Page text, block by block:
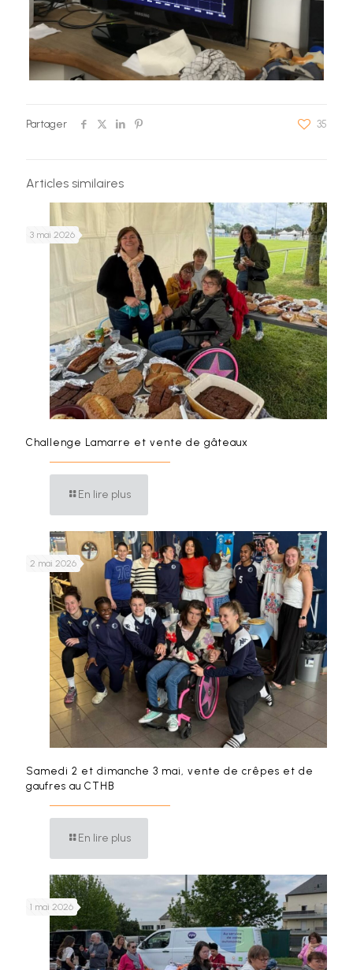
Partager 35
Articles similaires
3 mai 2026
Challenge Lamarre et vente de gâteaux
En lire plus
2 mai 2026
Samedi 2 et dimanche 3 mai, vente de crêpes et de
gaufres au CTHB
En lire plus
1 mai 2026